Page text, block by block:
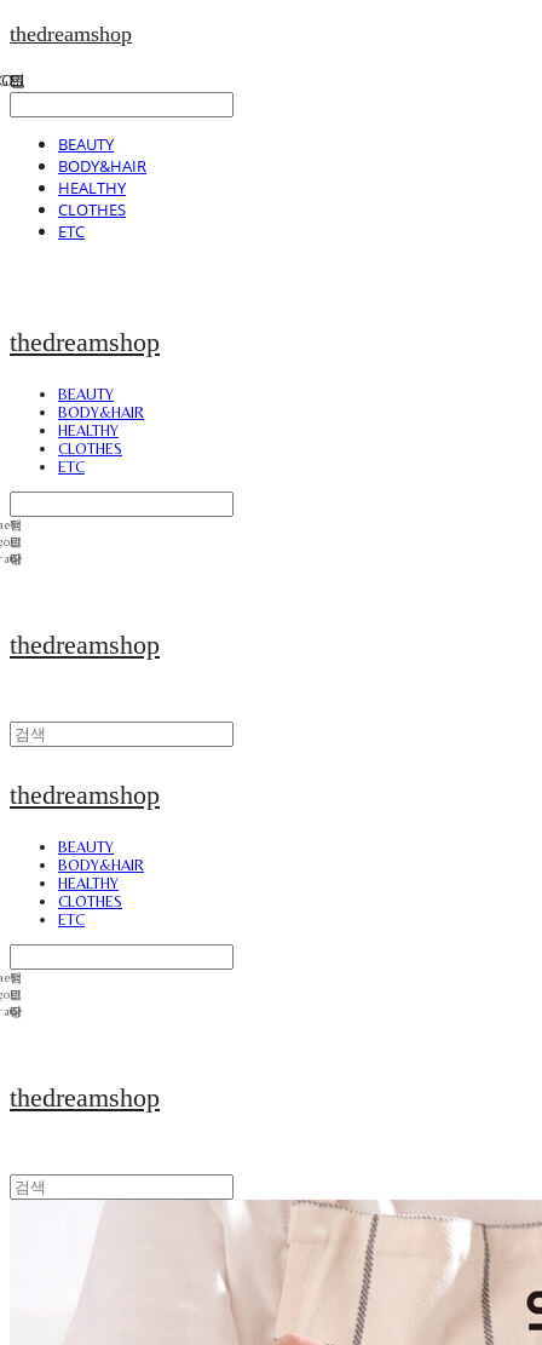
thedreamshop
BEAUTY
BODY&HAIR
HEALTHY
CLOTHES
ETC
thedreamshop
BEAUTY
BODY&HAIR
HEALTHY
CLOTHES
ETC
thedreamshop
thedreamshop
BEAUTY
BODY&HAIR
HEALTHY
CLOTHES
ETC
thedreamshop